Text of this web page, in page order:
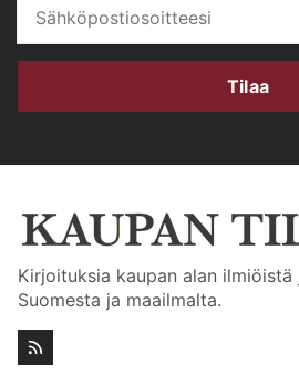
Tilaa
Kirjoituksia kaupan alan ilmiöistä
Suomesta ja maailmalta.